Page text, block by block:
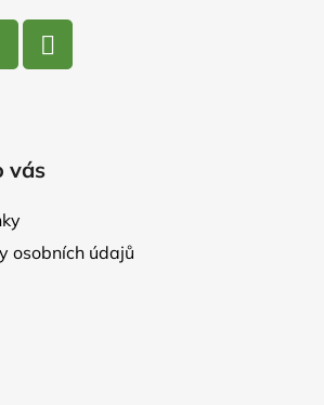
vás
osobních údajů